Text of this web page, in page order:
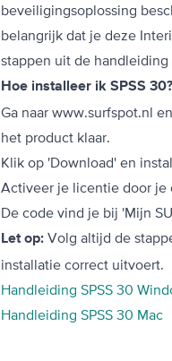
beveiligingsoplossing
belangrijk dat je deze
stappen uit de handleiding
Hoe installeer ik SPSS 30?
Ga naar www.surfspot.nl
het product klaar.
Klik op 'Download' en
Activeer je licentie door je
De code vind je bij 'Mijn
Let op: Volg altijd de
installatie correct uitvoert.
Handleiding SPSS 30
Handleiding SPSS 30 Mac